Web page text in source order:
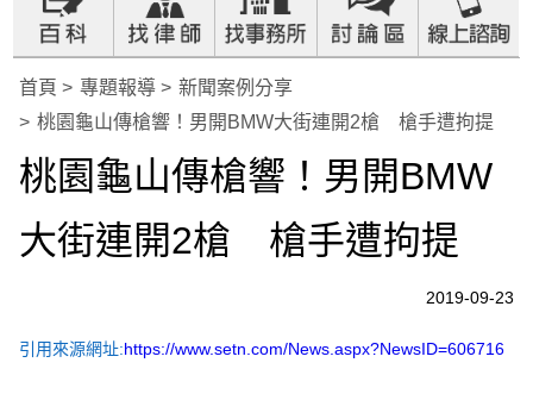
首頁 專題報導
新聞案例分享
桃園龜山傳槍響！男開BMW大街連開2槍 槍手遭拘提
桃園龜山傳槍響！男開BMW
大街連開2槍 槍手遭拘提
2019-09-23
引用來源網址:https://www.setn.com/News.aspx?NewsID=606716